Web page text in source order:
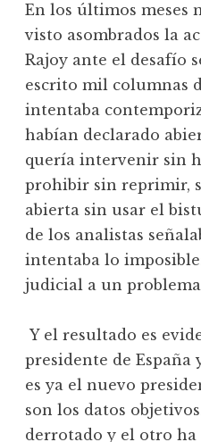
En los últimos meses
visto asombrados la
Rajoy ante el desafío
escrito mil columnas
intentaba
habían declarado
quería intervenir sin
prohibir sin reprimir,
abierta sin usar el
de los analistas
intentaba lo
judicial a un
Y el resultado es
presidente de España
es ya el nuevo
son los datos
derrotado y el otro